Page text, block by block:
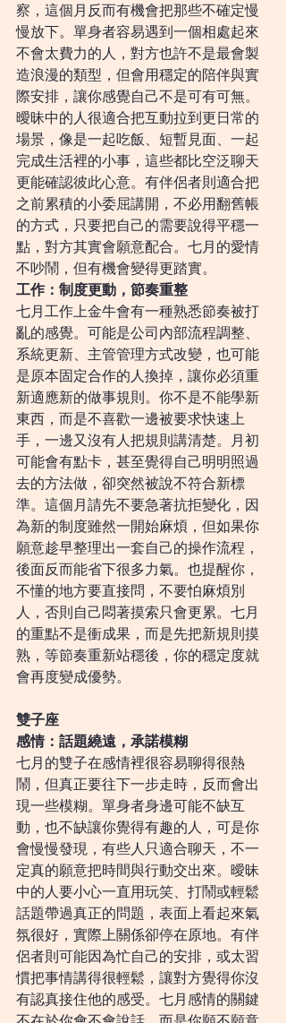
察，這個月反而有機會把那些不確定慢
慢放下。單身者容易遇到一個相處起來
不會太費力的人，對方也許不是最會製
造浪漫的類型，但會用穩定的陪伴與實
際安排，讓你感覺自己不是可有可無。
曖昧中的人很適合把互動拉到更日常的
場景，像是一起吃飯、短暫見面、一起
完成生活裡的小事，這些都比空泛聊天
更能確認彼此心意。有伴侶者則適合把
之前累積的小委屈講開，不必用翻舊帳
的方式，只要把自己的需要說得平穩一
點，對方其實會願意配合。七月的愛情
不吵鬧，但有機會變得更踏實。
工作：制度更動，節奏重整
七月工作上金牛會有一種熟悉節奏被打
亂的感覺。可能是公司內部流程調整、
系統更新、主管管理方式改變，也可能
是原本固定合作的人換掉，讓你必須重
新適應新的做事規則。你不是不能學新
東西，而是不喜歡一邊被要求快速上
手，一邊又沒有人把規則講清楚。月初
可能會有點卡，甚至覺得自己明明照過
去的方法做，卻突然被說不符合新標
準。這個月請先不要急著抗拒變化，因
為新的制度雖然一開始麻煩，但如果你
願意趁早整理出一套自己的操作流程，
後面反而能省下很多力氣。也提醒你，
不懂的地方要直接問，不要怕麻煩別
人，否則自己悶著摸索只會更累。七月
的重點不是衝成果，而是先把新規則摸
熟，等節奏重新站穩後，你的穩定度就
會再度變成優勢。
雙子座
感情：話題繞遠，承諾模糊
七月的雙子在感情裡很容易聊得很熱
鬧，但真正要往下一步走時，反而會出
現一些模糊。單身者身邊可能不缺互
動，也不缺讓你覺得有趣的人，可是你
會慢慢發現，有些人只適合聊天，不一
定真的願意把時間與行動交出來。曖昧
中的人要小心一直用玩笑、打鬧或輕鬆
話題帶過真正的問題，表面上看起來氣
氛很好，實際上關係卻停在原地。有伴
侶者則可能因為忙自己的安排，或太習
慣把事情講得很輕鬆，讓對方覺得你沒
有認真接住他的感受。七月感情的關鍵